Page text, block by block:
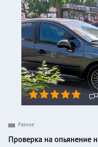
Разное
Проверка на опьянение